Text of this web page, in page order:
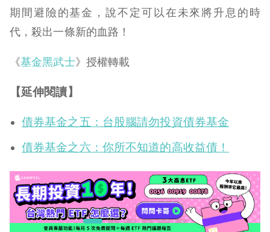
期間避險的基金，說不定可以在未來將升息的時
代，殺出一條新的血路！
《基金黑武士》授權轉載
【延伸閱讀】
債券基金之五：台股腦請勿投資債券基金
債券基金之六：你所不知道的高收益債！